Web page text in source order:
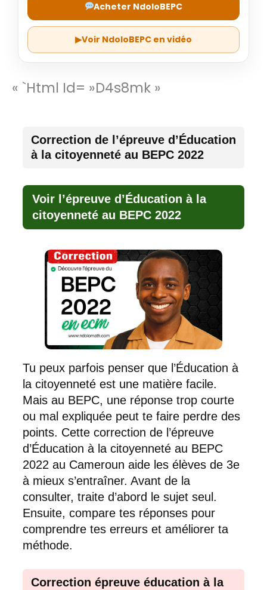
Acheter NdoloBEPC
▶Voir NdoloBEPC en vidéo
« `html Id= »d4s8mk »
Correction de l’épreuve d’Éducation
à la citoyenneté au BEPC 2022
Voir l’épreuve d’Éducation à la
citoyenneté au BEPC 2022
Tu peux parfois penser que l’Éducation à
la citoyenneté est une matière facile.
Mais au BEPC, une réponse trop courte
ou mal expliquée peut te faire perdre des
points. Cette correction de l’épreuve
d’Éducation à la citoyenneté au BEPC
2022 au Cameroun aide les élèves de 3e
à mieux s’entraîner. Avant de la
consulter, traite d’abord le sujet seul.
Ensuite, compare tes réponses pour
comprendre tes erreurs et améliorer ta
méthode.
Correction épreuve éducation à la